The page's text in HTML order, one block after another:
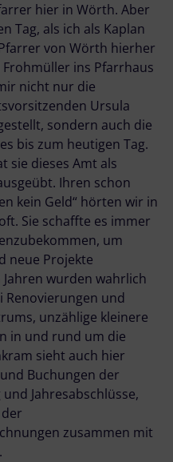
hier in Wörth. Aber
Tag, als ich als Kaplan
von Wörth hierher
ins Pfarrhaus
nicht nur die
Ursula
sondern auch die
bis zum heutigen Tag.
sie dieses Amt als
Ihren schon
kein Geld“ hörten wir in
Sie schaffte es immer
um
neue Projekte
wurden wahrlich
Renovierungen und
unzählige kleinere
in und rund um die
sieht auch hier
Buchungen der
Jahresabschlüsse,
zusammen mit